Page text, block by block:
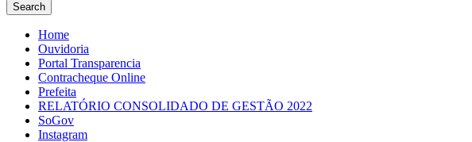
Search
Home
Ouvidoria
Portal Transparencia
Contracheque Online
Prefeita
RELATÓRIO CONSOLIDADO DE GESTÃO 2022
SoGov
Instagram